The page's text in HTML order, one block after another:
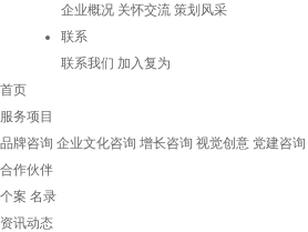
企业概况 关怀交流 策划风采
联系
联系我们 加入复为
首页
服务项目
品牌咨询 企业文化咨询 增长咨询 视觉创意 党建咨询
合作伙伴
个案 名录
资讯动态